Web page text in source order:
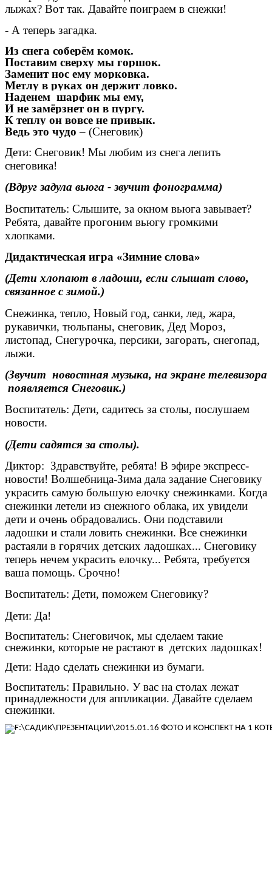
лыжах? Вот так. Давайте поиграем в снежки!
- А теперь загадка.
Из снега соберём комок.
Поставим сверху мы горшок.
Заменит нос ему морковка.
Метлу в руках он держит ловко.
Наденем шарфик мы ему,
И не замёрзнет он в пургу.
К теплу он вовсе не привык.
Ведь это чудо – (Снеговик)
Дети: Снеговик! Мы любим из снега лепить
снеговика!
(Вдруг задула вьюга - звучит фонограмма)
Воспитатель: Слышите, за окном вьюга завывает?
Ребята, давайте прогоним вьюгу громкими
хлопками.
Дидактическая игра «Зимние слова»
(Дети хлопают в ладоши, если слышат слово,
связанное с зимой.)
Снежинка, тепло, Новый год, санки, лед, жара,
рукавички, тюльпаны, снеговик, Дед Мороз,
листопад, Снегурочка, персики, загорать, снегопад,
лыжи.
(Звучит новостная музыка, на экране телевизора
появляется Снеговик.)
Воспитатель: Дети, садитесь за столы, послушаем
новости.
(Дети садятся за столы).
Диктор: Здравствуйте, ребята! В эфире экспресс-
новости! Волшебница-Зима дала задание Снеговику
украсить самую большую елочку снежинками. Когда
снежинки летели из снежного облака, их увидели
дети и очень обрадовались. Они подставили
ладошки и стали ловить снежинки. Все снежинки
растаяли в горячих детских ладошках... Снеговику
теперь нечем украсить елочку... Ребята, требуется
ваша помощь. Срочно!
Воспитатель: Дети, поможем Снеговику?
Дети: Да!
Воспитатель: Снеговичок, мы сделаем такие
снежинки, которые не растают в детских ладошках!
Дети: Надо сделать снежинки из бумаги.
Воспитатель: Правильно. У вас на столах лежат
принадлежности для аппликации. Давайте сделаем
снежинки.